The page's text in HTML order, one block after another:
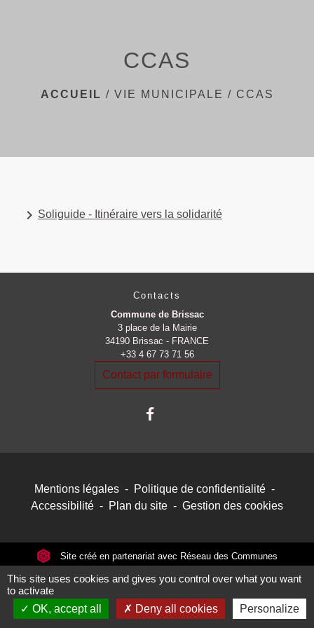
CCAS
ACCUEIL / VIE MUNICIPALE / CCAS
keyboard_arrow_right Soliguide - Itinéraire vers la solidarité
Contacts
Commune de Brissac
3 place de la Mairie
34190 Brissac - FRANCE
+33 4 67 73 71 56
Contact par formulaire
Mentions légales - Politique de confidentialité -
Accessibilité - Plan du site - Gestion des cookies
Site créé en partenariat avec Réseau des Communes
This site uses cookies and gives you control over what you want
to activate
OK, accept all
Deny all cookies Personalize